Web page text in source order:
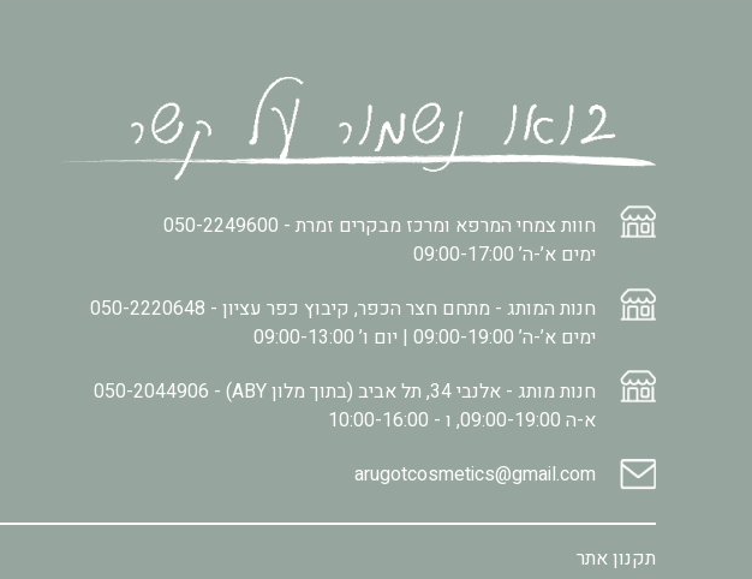
חוות צמחי המרפא ומרכז מבקרים זמרת - 050-2249600
ימים א’-ה’ 09:00-17:00
חנות המותג - מתחם חצר הכפר, קיבוץ כפר עציון - 050-2220648
ימים א’-ה’ 09:00-19:00 | יום ו’ 09:00-13:00
חנות מותג - אלנבי 34, תל אביב (בתוך מלון ABY) -
050-2044906
א-ה 09:00-19:00, ו - 10:00-16:00
arugotcosmetics@gmail.com
תקנון אתר